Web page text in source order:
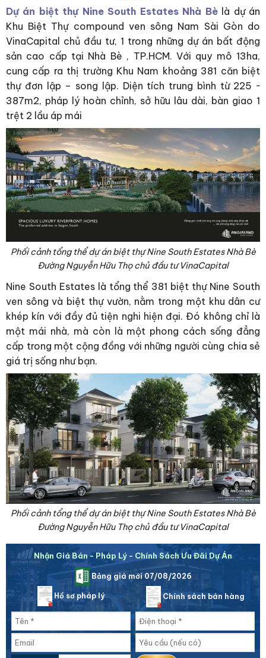
Dự án biệt thự Nine South Estates Nhà Bè là dự án
Khu Biệt Thự compound ven sông Nam Sài Gòn do
VinaCapital chủ đầu tư, 1 trong những dự án bất động
sản cao cấp tại Nhà Bè , TP.HCM. Với quy mô 13ha,
cung cấp ra thị trường Khu Nam khoảng 381 căn biệt
thự đơn lập – song lập. Diện tích trung bình từ 225 ~
387m2, pháp lý hoàn chỉnh, sở hữu lâu dài, bàn giao 1
trệt 2 lầu áp mái
Phối cảnh tổng thể dự án biệt thự Nine South Estates Nhà Bè
Đường Nguyễn Hữu Thọ chủ đầu tư VinaCapital
Nine South Estates là tổng thể 381 biệt thự Nine South
ven sông và biệt thự vườn, nằm trong một khu dân cư
khép kín với đầy đủ tiện nghi hiện đại. Đó không chỉ là
một mái nhà, mà còn là một phong cách sống đẳng
cấp trong một cộng đồng với những người cùng chia sẻ
giá trị sống như bạn.
Phối cảnh tổng thể dự án biệt thự Nine South Estates Nhà Bè
Đường Nguyễn Hữu Thọ chủ đầu tư VinaCapital
Nhận Giá Bán - Pháp Lý - Chính Sách Ưu Đãi Dự Án
Bảng giá mới 07/08/2026
Hồ sơ pháp lý Chính sách bán hàng